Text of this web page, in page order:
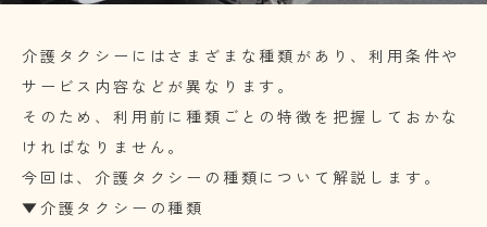
介護タクシーにはさまざまな種類があり、利用条件や
サービス内容などが異なります。
そのため、利用前に種類ごとの特徴を把握しておかな
ければなりません。
今回は、介護タクシーの種類について解説します。
▼介護タクシーの種類